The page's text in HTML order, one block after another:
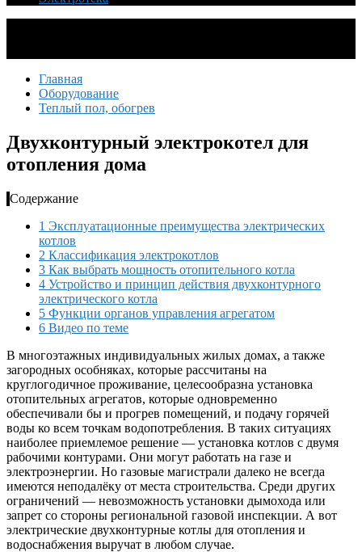
Главная
Оборудование
Теплый пол, обогрев
Двухконтурный электрокотел для
отопления дома
Содержание
1 Эксплуатационные преимущества электрических
котлов
2 Классификация электрокотлов
3 Как выбрать мощность отопительного котла
4 Устройство и принцип действия двухконтурного
электрического котла
5 Функции органов управления агрегатом
6 Видео по теме
В многоэтажных индивидуальных жилых домах, а также
загородных особняках, которые рассчитаны на
круглогодичное проживание, целесообразна установка
отопительных агрегатов, которые одновременно
обеспечивали бы и прогрев помещений, и подачу горячей
воды ко всем точкам водопотребления. В таких ситуациях
наиболее приемлемое решение — установка котлов с двумя
рабочими контурами. Они могут работать на газе и
электроэнергии. Но газовые магистрали далеко не всегда
имеются неподалёку от места строительства. Среди других
ограничений — невозможность установки дымохода или
запрет со стороны региональной газовой инспекции. А вот
электрические двухконтурные котлы для отопления и
водоснабжения выручат в любом случае.